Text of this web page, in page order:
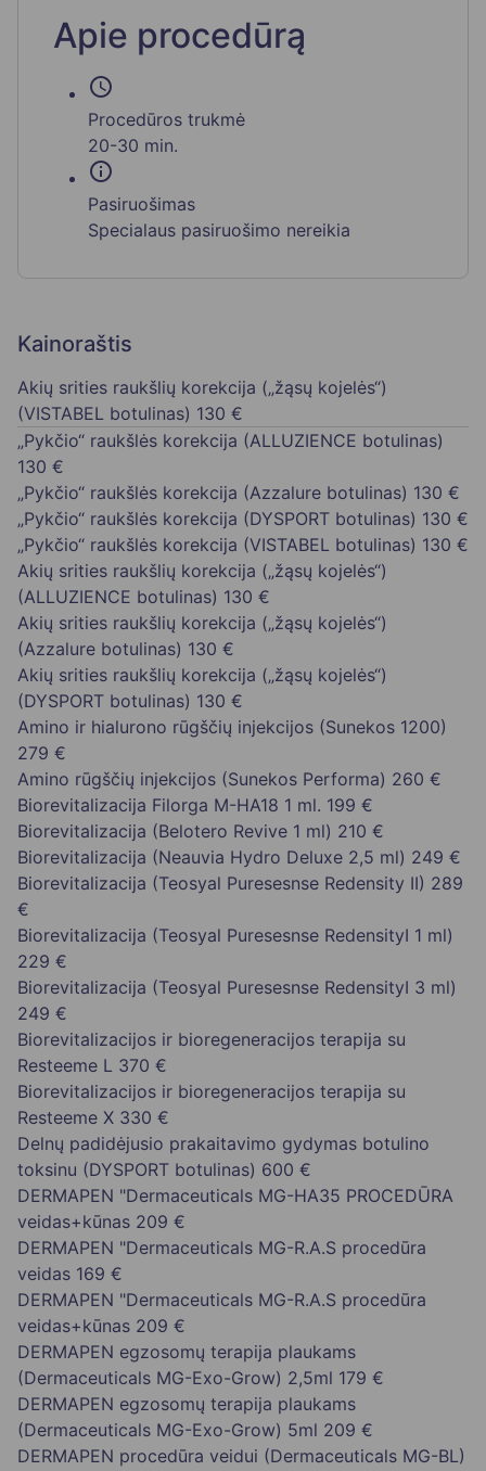
Apie procedūrą
schedule
Procedūros trukmė
20-30 min.
info
Pasiruošimas
Specialaus pasiruošimo nereikia
Kainoraštis
Akių srities raukšlių korekcija („žąsų kojelės“)
(VISTABEL botulinas) 130 €
„Pykčio“ raukšlės korekcija (ALLUZIENCE botulinas)
130 €
„Pykčio“ raukšlės korekcija (Azzalure botulinas) 130 €
„Pykčio“ raukšlės korekcija (DYSPORT botulinas) 130 €
„Pykčio“ raukšlės korekcija (VISTABEL botulinas) 130 €
Akių srities raukšlių korekcija („žąsų kojelės“)
(ALLUZIENCE botulinas) 130 €
Akių srities raukšlių korekcija („žąsų kojelės“)
(Azzalure botulinas) 130 €
Akių srities raukšlių korekcija („žąsų kojelės“)
(DYSPORT botulinas) 130 €
Amino ir hialurono rūgščių injekcijos (Sunekos 1200)
279 €
Amino rūgščių injekcijos (Sunekos Performa) 260 €
Biorevitalizacija Filorga M-HA18 1 ml. 199 €
Biorevitalizacija (Belotero Revive 1 ml) 210 €
Biorevitalizacija (Neauvia Hydro Deluxe 2,5 ml) 249 €
Biorevitalizacija (Teosyal Puresesnse Redensity II) 289
€
Biorevitalizacija (Teosyal Puresesnse RedensityI 1 ml)
229 €
Biorevitalizacija (Teosyal Puresesnse RedensityI 3 ml)
249 €
Biorevitalizacijos ir bioregeneracijos terapija su
Resteeme L 370 €
Biorevitalizacijos ir bioregeneracijos terapija su
Resteeme X 330 €
Delnų padidėjusio prakaitavimo gydymas botulino
toksinu (DYSPORT botulinas) 600 €
DERMAPEN "Dermaceuticals MG-HA35 PROCEDŪRA
veidas+kūnas 209 €
DERMAPEN "Dermaceuticals MG-R.A.S procedūra
veidas 169 €
DERMAPEN "Dermaceuticals MG-R.A.S procedūra
veidas+kūnas 209 €
DERMAPEN egzosomų terapija plaukams
(Dermaceuticals MG-Exo-Grow) 2,5ml 179 €
DERMAPEN egzosomų terapija plaukams
(Dermaceuticals MG-Exo-Grow) 5ml 209 €
DERMAPEN procedūra veidui (Dermaceuticals MG-BL)